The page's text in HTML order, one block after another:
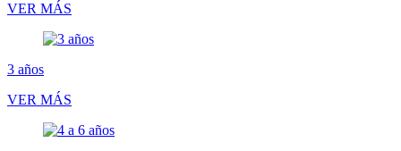
VER MÁS
3 años
VER MÁS